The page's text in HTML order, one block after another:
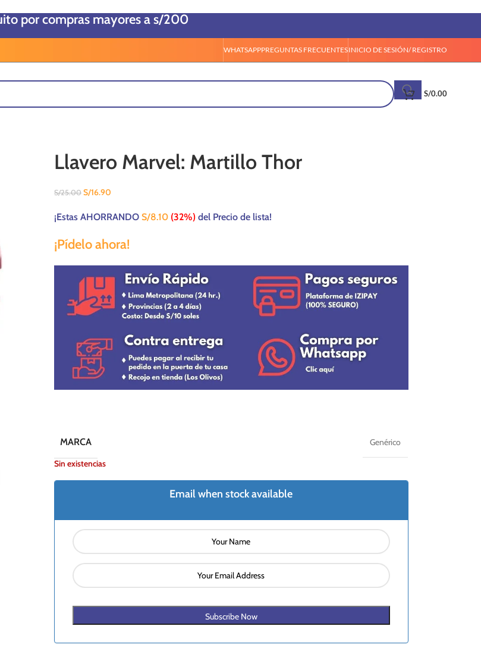
por compras mayores a s/200
WHATSAPPPREGUNTAS FRECUENTESINICIO DE SESIÓN/ REGISTRO
S/0.00
Llavero Marvel: Martillo Thor
S/25.00 S/16.90
¡Estas AHORRANDO S/8.10 (32%) del Precio de lista!
¡Pídelo ahora!
MARCA
Genérico
Sin existencias
Email when stock available
Subscribe Now